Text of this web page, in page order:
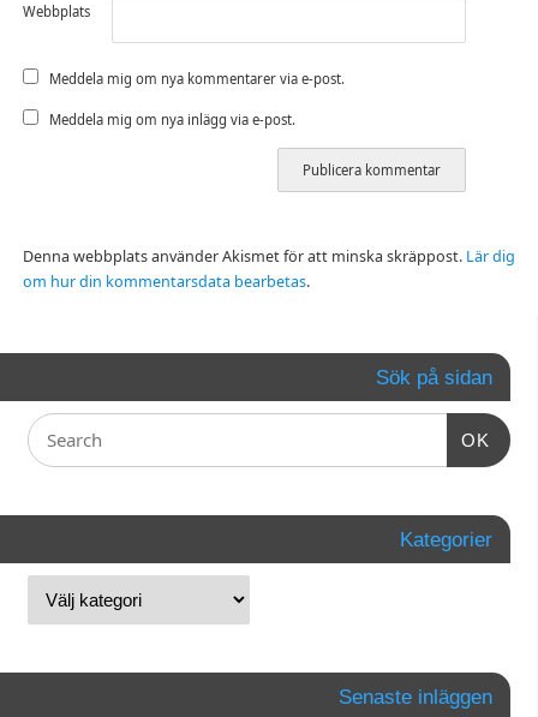
Webbplats
Meddela mig om nya kommentarer via e-post.
Meddela mig om nya inlägg via e-post.
Denna webbplats använder Akismet för att minska skräppost. Lär dig
om hur din kommentarsdata bearbetas.
Sök på sidan
OK
Kategorier
Senaste inläggen